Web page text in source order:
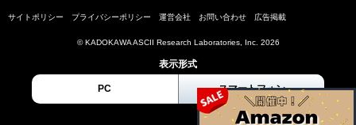
サイトポリシー プライバシーポリシー 運営会社 お問い合わせ 広告掲載
© KADOKAWA ASCII Research Laboratories, Inc. 2026
表示形式
PC スマートフォン